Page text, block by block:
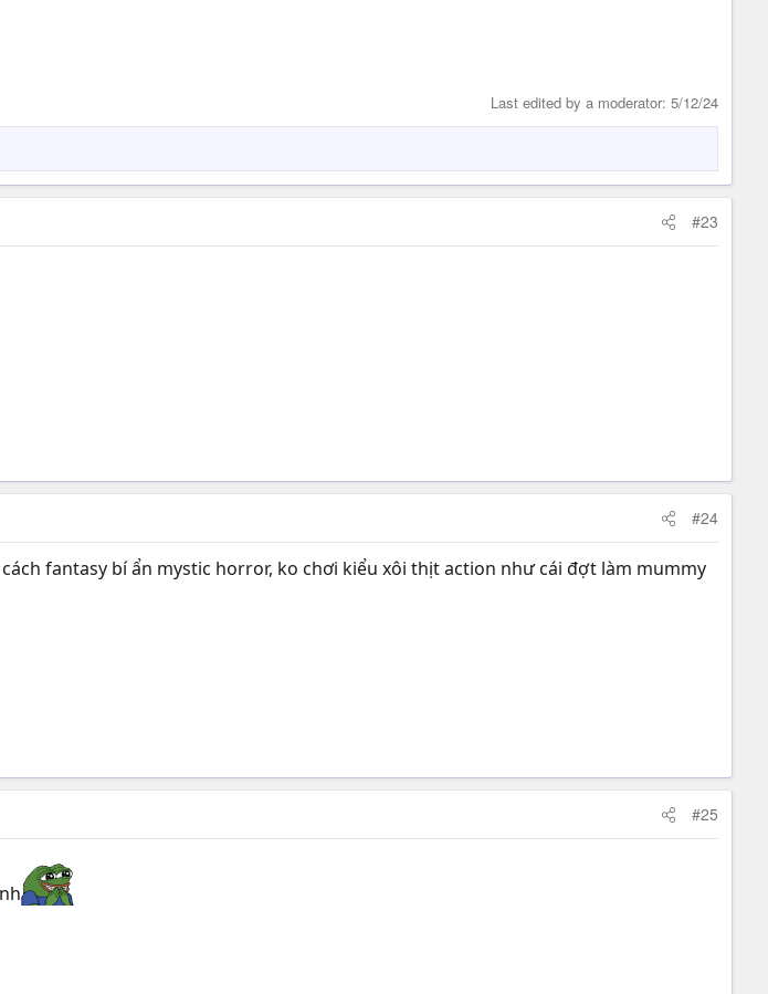
Last edited by a moderator: 5/12/24
#23
#24
fantasy bí ẩn mystic horror, ko chơi kiểu xôi thịt action như cái đợt làm mummy
#25